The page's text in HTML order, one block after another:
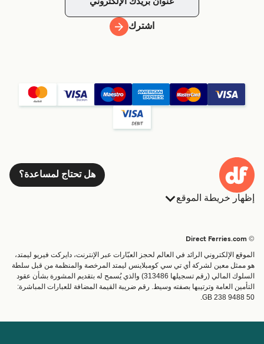
اشترك
هل تحتاج لمساعدة؟
إظهار خريطة الموقع
البلدان
خدمات الزبائن
الباحث عن الرحلات والموانئ
تذاكر العبّارة
العبارات
شحن
عبارة صغيرة
القطار والعبارة
الموقع الإلكتروني الرائد في العالم لحجز العبّارات عبر الإنترنت، دايركت فيريو ليمتد،
هو ممثل معين لشركة أي تي سي كومبلاينس ليمتد المرخصة والمنظمة من قبل سلطة
السلوك المالي (رقم تسجيلها 313486) والذي يُسمح له بتقديم المشورة بشأن عقود
التأمين العامة وترتيبها بصفته وسيط. رقم ضريبة القيمة المضافة للعبارات المباشرة:
GB 238 9488 50.